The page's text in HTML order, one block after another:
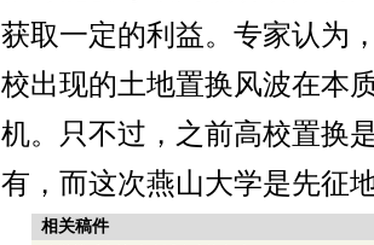
获取一定的利益。专家认为
校出现的土地置换风波在本
机。只不过，之前高校置换
有，而这次燕山大学是先征
相关稿件